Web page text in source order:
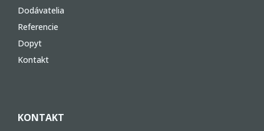
Dodávatelia
Referencie
Dopyt
Kontakt
KONTAKT